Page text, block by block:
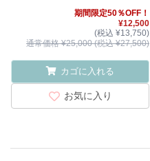
着物（7マルキ）
期間限定50％OFF！
¥12,500
(税込 ¥13,750)
通常価格 ¥25,000 (税込 ¥27,500)
カゴに入れる
お気に入り